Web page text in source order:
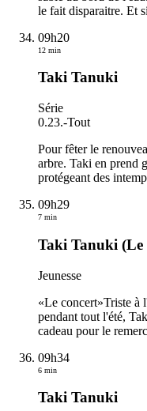
le fait disparaitre. Et
09h20
12 min
Taki Tanuki
Série
0.23.-Tout
Pour fêter le
arbre. Taki en prend
protégeant des
09h29
7 min
Taki Tanuki (Le
Jeunesse
«Le concert»Triste à
pendant tout l'été,
cadeau pour le
09h34
6 min
Taki Tanuki